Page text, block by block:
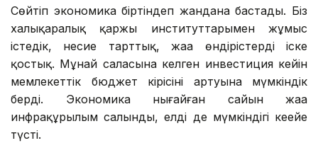
Сөйтіп экономика біртіндеп жандана бастады. Біз
халықаралық қаржы институттарымен жұмыс
істедік, несие тарттық, жаңа өндірістерді іске
қостық. Мұнай саласына келген инвестиция кейін
мемлекеттік бюджет кірісінің артуына мүмкіндік
берді. Экономика нығайған сайын жаңа
инфрақұрылым салынды, елдің де мүмкіндігі кеңейе
түсті.